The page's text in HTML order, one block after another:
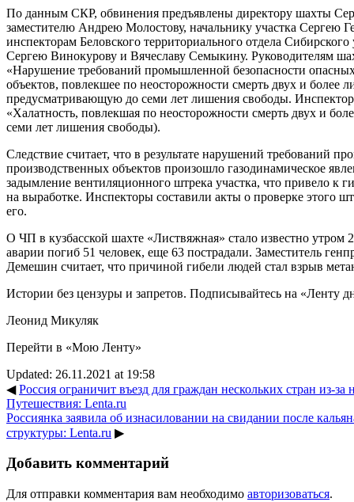
По данным СКР, обвинения предъявлены директору шахты
заместителю Андрею Молостову, начальнику участка Сергею
инспекторам Беловского территориального отдела Сибирского
Сергею Винокурову и Вячеславу Семыкину. Руководителям
«Нарушение требований промышленной безопасности
объектов, повлекшее по неосторожности смерть двух и более
предусматривающую до семи лет лишения свободы.
«Халатность, повлекшая по неосторожности смерть двух и
семи лет лишения свободы).
Следствие считает, что в результате нарушений требований
производственных объектов произошло газодинамическое
задымление вентиляционного штрека участка, что привело к
на выработке. Инспекторы составили акты о проверке этого
его.
О ЧП в кузбасской шахте «Листвяжная» стало известно утром
аварии погиб 51 человек, еще 63 пострадали. Заместитель
Демешин считает, что причиной гибели людей стал взрыв
Истории без цензуры и запретов. Подписывайтесь на «Ленту
Леонид Микуляк
Перейти в «Мою Ленту»
Updated: 26.11.2021 at 19:58
◀Россия ограничит въезд для граждан нескольких стран из-
Путешествия: Lenta.ru
Россиянка заявила об изнасиловании на свидании после
структуры: Lenta.ru ▶
Добавить комментарий
Для отправки комментария вам необходимо авторизоваться.